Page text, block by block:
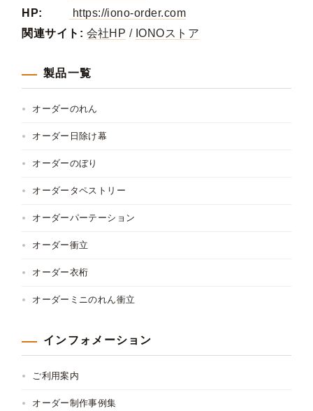
HP:
https://iono-order.com
関連サイト: 会社HP / IONOストア
製品一覧
オーダーのれん
オーダー日除け幕
オーダーのぼり
オーダータペストリー
オーダーパーテーション
オーダー衝立
オーダー衣桁
オーダーミニのれん衝立
インフォメーション
ご利用案内
オーダー制作事例集